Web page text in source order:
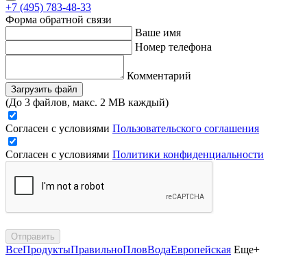
+7 (495) 783-48-33
Форма обратной связи
Ваше имя
Номер телефона
Комментарий
Загрузить файл
(До 3 файлов, макс. 2 MB каждый)
Согласен с условиями Пользовательского соглашения
Согласен с условиями Политики конфиденциальности
Отправить
ВсеПродуктыПравильноПловВодаЕвропейская Еще+